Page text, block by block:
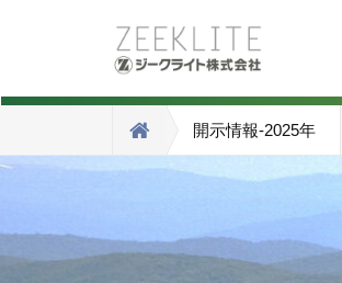
開示情報-2025年